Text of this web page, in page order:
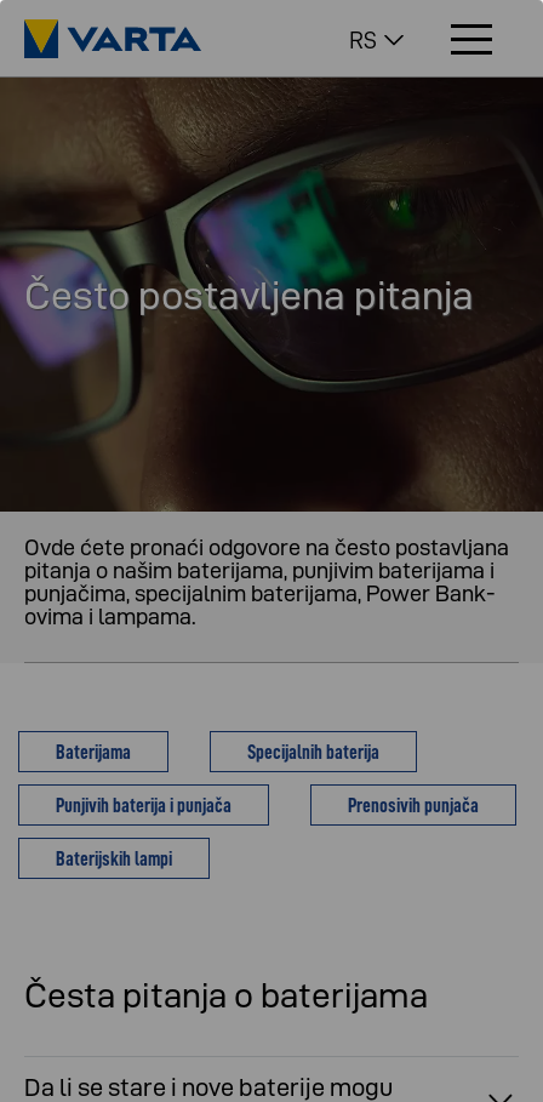
RS
Često postavljena pitanja
Ovde ćete pronaći odgovore na često postavljana
pitanja o našim baterijama, punjivim baterijama i
punjačima, specijalnim baterijama, Power Bank-
ovima i lampama.
Baterijama Specijalnih baterija
Punjivih baterija i punjača Prenosivih punjača
Baterijskih lampi
Česta pitanja o baterijama
Da li se stare i nove baterije mogu